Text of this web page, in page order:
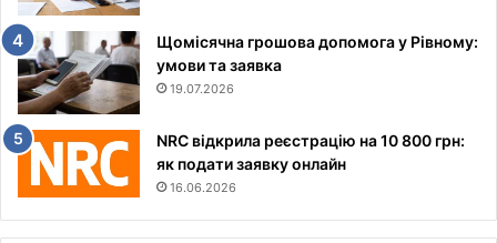
Щомісячна грошова допомога у Рівному:
умови та заявка
19.07.2026
NRC відкрила реєстрацію на 10 800 грн:
як подати заявку онлайн
16.06.2026